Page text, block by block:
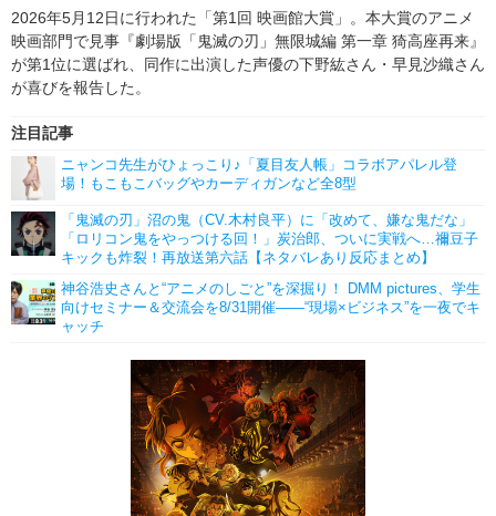
ゲーム 座談会
アニメ！アニメ！TV ABEMA Cafe
2026年5月12日に行われた「第1回 映画館大賞」。本大賞のアニメ
映画部門で見事『劇場版「鬼滅の刃」無限城編 第一章 猗高座再来』
が第1位に選ばれ、同作に出演した声優の下野紘さん・早見沙織さん
が喜びを報告した。
注目記事
ニャンコ先生がひょっこり♪「夏目友人帳」コラボアパレル登
場！もこもこバッグやカーディガンなど全8型
「鬼滅の刃」沼の鬼（CV.木村良平）に「改めて、嫌な鬼だな」
「ロリコン鬼をやっつける回！」炭治郎、ついに実戦へ…禰豆子
キックも炸裂！再放送第六話【ネタバレあり反応まとめ】
神谷浩史さんと“アニメのしごと”を深掘り！ DMM pictures、学生
向けセミナー＆交流会を8/31開催――“現場×ビジネス”を一夜でキ
ャッチ